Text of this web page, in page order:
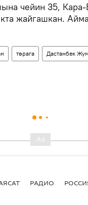
чейин 35,
жайгашкан.
төрага Дастанбек
РАДИО